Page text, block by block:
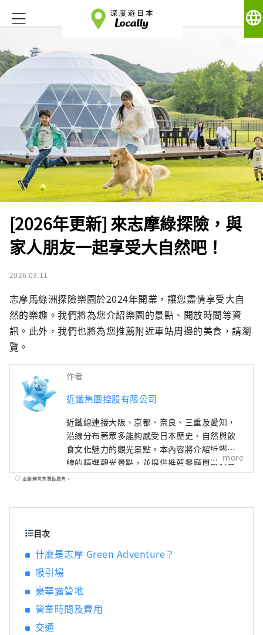
language
[2026年更新] 來志摩綠探險，與
家人朋友一起享受大自然吧！
2026.03.11
志摩馬綠洲探險樂園於2024年開業，讓您盡情享受大自
然的樂趣。我們將為您介紹樂園的景點、開放時間等資
訊。此外，我們也將為您推薦附近車站周邊的美食，請瀏
覽。
作者
近鐵集團控股有限公司
近鐵線連接大阪、京都、奈良、三重及愛知，
沿線分布著眾多能夠感受日本歷史、自然與飲
食文化魅力的觀光景點。本內容將介紹近鐵沿
線的精選觀光景點，並提供推薦餐廳與飯店資
訊， 以及旅途中實用的小提醒，為您的近鐵線
more
本服務包含贊助廣告。
目次
什麼是志摩 Green Adventure？
吸引場
豪華露營地
營業時間及費用
交通